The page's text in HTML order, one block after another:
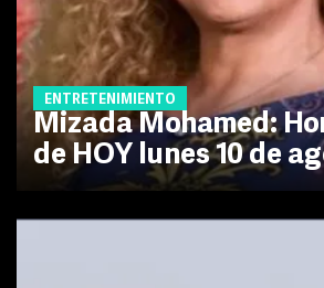
ENTRETENIMIENTO
Mizada Mohamed:
de HOY lunes 10 de